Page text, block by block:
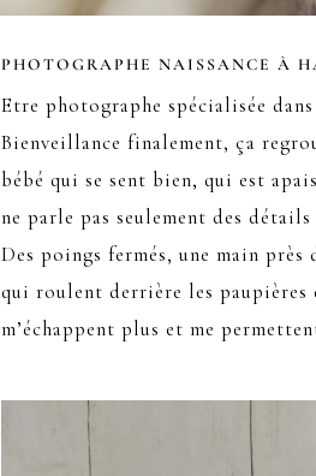
PHOTOGRAPHE NAISSANCE À
Etre photographe spécialisée
Bienveillance finalement, ça
bébé qui se sent bien, qui est
ne parle pas seulement des
Des poings fermés, une main
qui roulent derrière les
m’échappent plus et me